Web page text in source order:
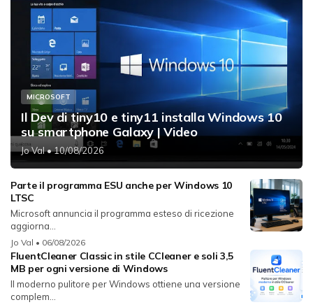
MICROSOFT
Il Dev di tiny10 e tiny11 installa Windows 10
su smartphone Galaxy | Video
Jo Val• 10/08/2026
Parte il programma ESU anche per Windows 10
LTSC
Microsoft annuncia il programma esteso di ricezione
aggiorna...
Jo Val • 06/08/2026
FluentCleaner Classic in stile CCleaner e soli 3,5
MB per ogni versione di Windows
Il moderno pulitore per Windows ottiene una versione
complem...